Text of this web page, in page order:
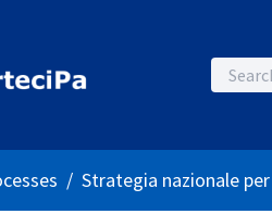
/ Strategia nazionale